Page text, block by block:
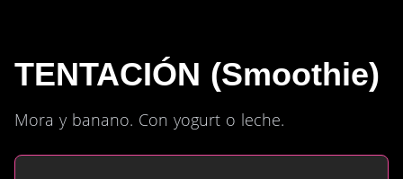
TENTACIÓN (Smoothie)
Mora y banano. Con yogurt o leche.